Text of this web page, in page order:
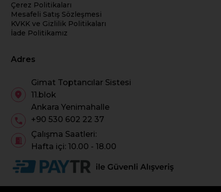
Çerez Politikaları
Mesafeli Satış Sözleşmesi
KVKK ve Gizlilik Politikaları
İade Politikamız
Adres
Gimat Toptancılar Sistesi
11.blok
Ankara Yenimahalle
+90 530 602 22 37
Çalışma Saatleri:
Hafta içi: 10.00 - 18.00